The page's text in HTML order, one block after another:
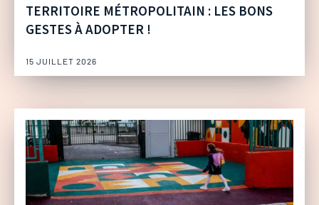
TERRITOIRE MÉTROPOLITAIN : LES BONS
GESTES À ADOPTER !
15 JUILLET 2026